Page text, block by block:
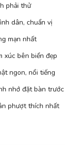
phải thử
dân, chuẩn vị
mạn nhất
xúc bên biển đẹp
ngon, nổi tiếng
nhớ đặt bàn trước
phượt thích nhất